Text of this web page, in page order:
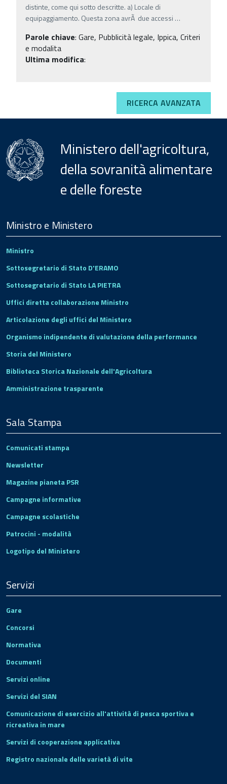
distinte, come qui sotto descritte. a) Locale di
equipaggiamento. Questa zona avrÃ due accessi …
Parole chiave: Gare, Pubblicità legale, Ippica, Criteri
e modalita
Ultima modifica:
RICERCA AVANZATA
Ministero dell'agricoltura,
della sovranità alimentare
e delle foreste
Footer
Ministro e Ministero
Ministro
Sottosegretario di Stato D'ERAMO
Sottosegretario di Stato LA PIETRA
Uffici diretta collaborazione Ministro
Articolazione degli uffici del Ministero
Organismo indipendente di valutazione della performance
Storia del Ministero
Biblioteca Storica Nazionale dell'Agricoltura
Amministrazione trasparente
Sala Stampa
Comunicati stampa
Newsletter
Magazine pianeta PSR
Campagne informative
Campagne scolastiche
Patrocini - modalità
Logotipo del Ministero
Servizi
Gare
Concorsi
Normativa
Documenti
Servizi online
Servizi del SIAN
Comunicazione di esercizio all'attività di pesca sportiva e
ricreativa in mare
Servizi di cooperazione applicativa
Registro nazionale delle varietà di vite